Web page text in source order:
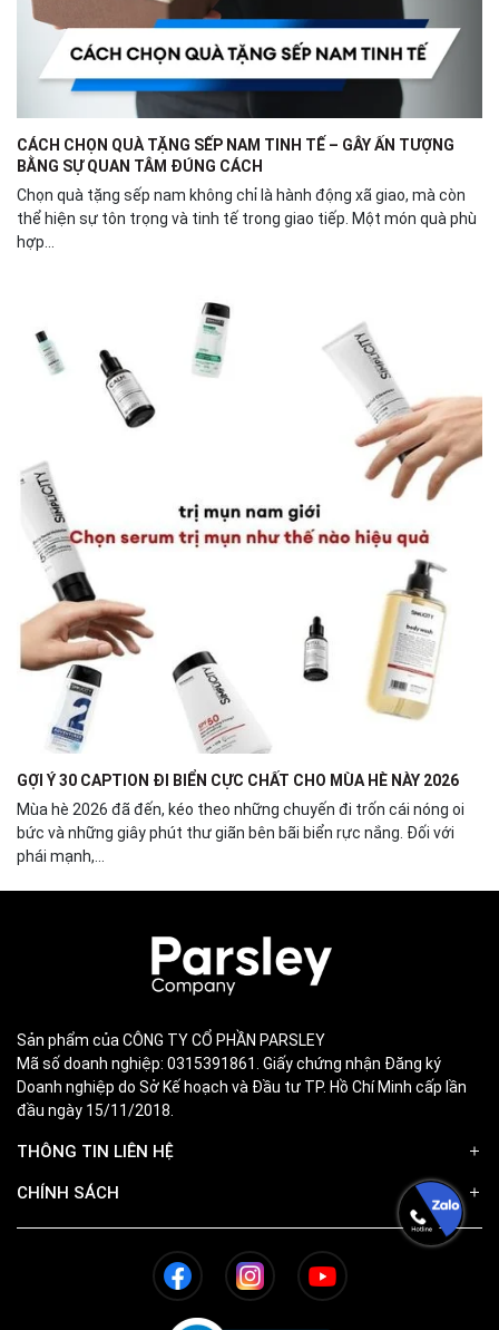
CÁCH CHỌN QUÀ TẶNG SẾP NAM TINH TẾ – GÂY ẤN TƯỢNG
BẰNG SỰ QUAN TÂM ĐÚNG CÁCH
Chọn quà tặng sếp nam không chỉ là hành động xã giao, mà còn
thể hiện sự tôn trọng và tinh tế trong giao tiếp. Một món quà phù
hợp...
GỢI Ý 30 CAPTION ĐI BIỂN CỰC CHẤT CHO MÙA HÈ NÀY 2026
Mùa hè 2026 đã đến, kéo theo những chuyến đi trốn cái nóng oi
bức và những giây phút thư giãn bên bãi biển rực nắng. Đối với
phái mạnh,...
Sản phẩm của CÔNG TY CỔ PHẦN PARSLEY
Mã số doanh nghiệp: 0315391861. Giấy chứng nhận Đăng ký
Doanh nghiệp do Sở Kế hoạch và Đầu tư TP. Hồ Chí Minh cấp lần
đầu ngày 15/11/2018.
THÔNG TIN LIÊN HỆ
CHÍNH SÁCH